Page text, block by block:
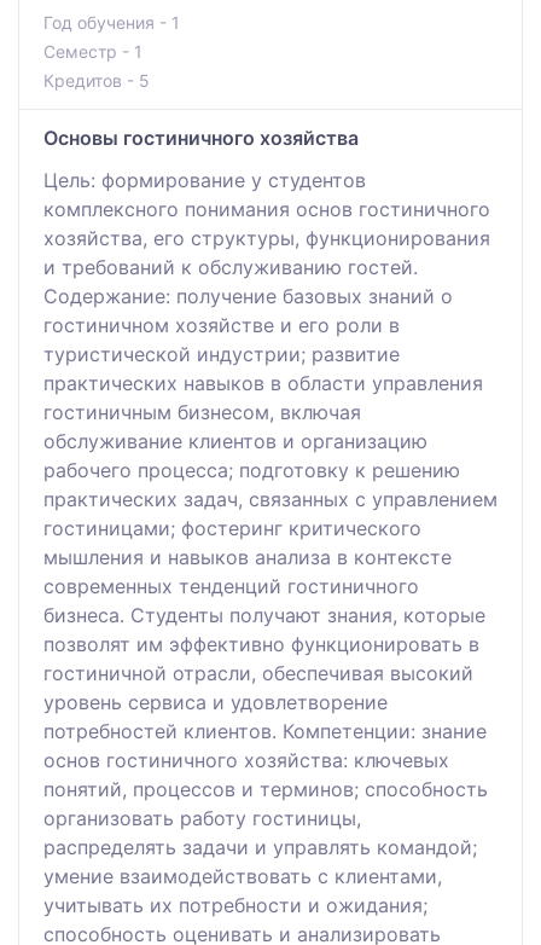
Год обучения - 1
Семестр - 1
Кредитов - 5
Основы гостиничного хозяйства
Цель: формирование у студентов
комплексного понимания основ гостиничного
хозяйства, его структуры, функционирования
и требований к обслуживанию гостей.
Содержание: получение базовых знаний о
гостиничном хозяйстве и его роли в
туристической индустрии; развитие
практических навыков в области управления
гостиничным бизнесом, включая
обслуживание клиентов и организацию
рабочего процесса; подготовку к решению
практических задач, связанных с управлением
гостиницами; фостеринг критического
мышления и навыков анализа в контексте
современных тенденций гостиничного
бизнеса. Студенты получают знания, которые
позволят им эффективно функционировать в
гостиничной отрасли, обеспечивая высокий
уровень сервиса и удовлетворение
потребностей клиентов. Компетенции: знание
основ гостиничного хозяйства: ключевых
понятий, процессов и терминов; способность
организовать работу гостиницы,
распределять задачи и управлять командой;
умение взаимодействовать с клиентами,
учитывать их потребности и ожидания;
способность оценивать и анализировать